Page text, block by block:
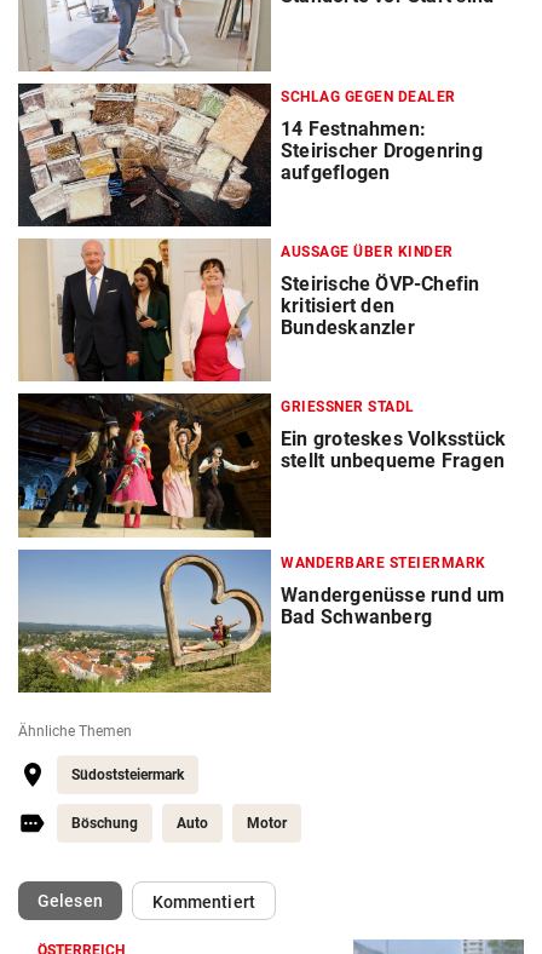
SCHLAG GEGEN DEALER
14 Festnahmen:
Steirischer Drogenring
aufgeflogen
AUSSAGE ÜBER KINDER
Steirische ÖVP-Chefin
kritisiert den
Bundeskanzler
GRIESSNER STADL
Ein groteskes Volksstück
stellt unbequeme Fragen
WANDERBARE STEIERMARK
Wandergenüsse rund um
Bad Schwanberg
Ähnliche Themen
Südoststeiermark
Böschung Auto Motor
Gelesen(ausgewählt)Kommentiert
ÖSTERREICH